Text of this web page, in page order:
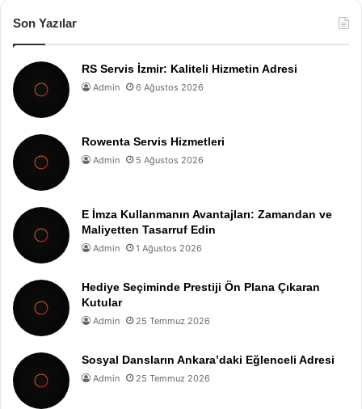
Son Yazılar
RS Servis İzmir: Kaliteli Hizmetin Adresi
Admin 6 Ağustos 2026
Rowenta Servis Hizmetleri
Admin 5 Ağustos 2026
E İmza Kullanmanın Avantajları: Zamandan ve
Maliyetten Tasarruf Edin
Admin 1 Ağustos 2026
Hediye Seçiminde Prestiji Ön Plana Çıkaran
Kutular
Admin 25 Temmuz 2026
Sosyal Dansların Ankara’daki Eğlenceli Adresi
Admin 25 Temmuz 2026